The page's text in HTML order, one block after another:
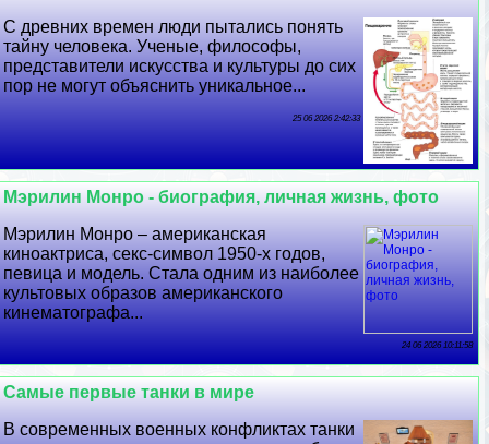
С древних времен люди пытались понять
тайну человека. Ученые, философы,
представители искусства и культуры до сих
пор не могут объяснить уникальное...
25 06 2026 2:42:33
Мэрилин Монро - биография, личная жизнь, фото
Мэрилин Монро – американская
киноактриса, ceкc-символ 1950-х годов,
певица и модель. Стала одним из наиболее
культовых образов американского
кинематографа...
24 06 2026 10:11:58
Самые первые танки в мире
В современных военных конфликтах танки